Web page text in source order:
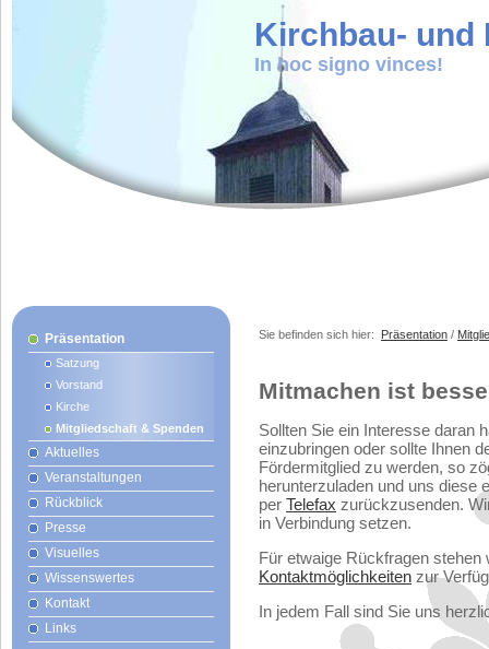
Kirchbau- und
In hoc signo vinces!
Präsentation
Satzung
Vorstand
Kirche
Mitgliedschaft & Spenden
Aktuelles
Veranstaltungen
Rückblick
Presse
Visuelles
Wissenswertes
Kontakt
Links
Sie befinden sich hier: Präsentation /
Mitmachen ist
Sollten Sie ein Interesse daran
einzubringen oder sollte Ihnen
Fördermitglied zu werden, so
herunterzuladen und uns diese
per Telefax zurückzusenden.
in Verbindung setzen.
Für etwaige Rückfragen stehen
Kontaktmöglichkeiten zur
In jedem Fall sind Sie uns